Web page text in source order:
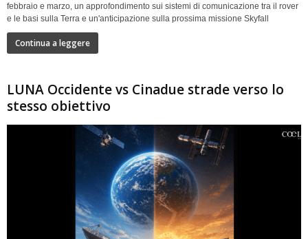
febbraio e marzo, un approfondimento sui sistemi di comunicazione tra il rover
e le basi sulla Terra e un'anticipazione sulla prossima missione Skyfall
Continua a leggere
LUNA Occidente vs Cinadue strade verso lo
stesso obiettivo